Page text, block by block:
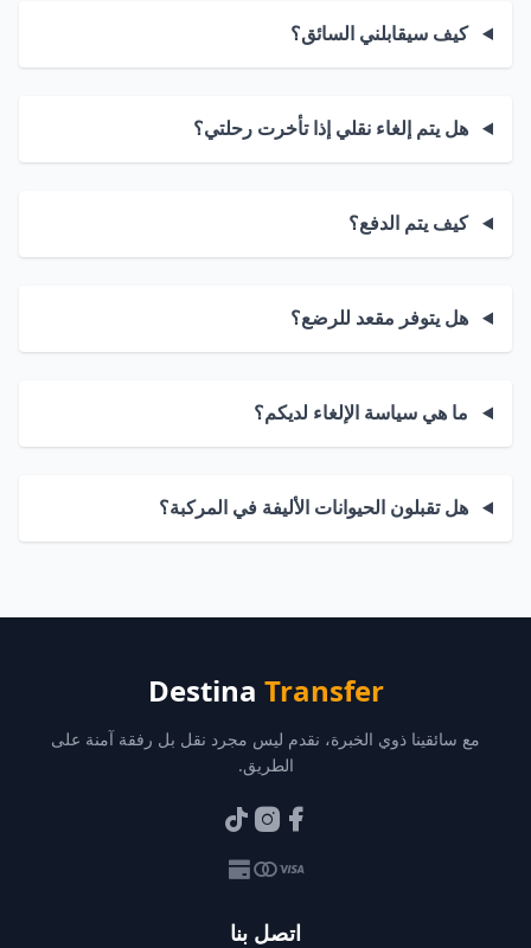
كيف سيقابلني السائق؟
هل يتم إلغاء نقلي إذا تأخرت رحلتي؟
كيف يتم الدفع؟
هل يتوفر مقعد للرضع؟
ما هي سياسة الإلغاء لديكم؟
هل تقبلون الحيوانات الأليفة في المركبة؟
Destina Transfer
مع سائقينا ذوي الخبرة، نقدم ليس مجرد نقل بل رفقة آمنة على
الطريق.
اتصل بنا